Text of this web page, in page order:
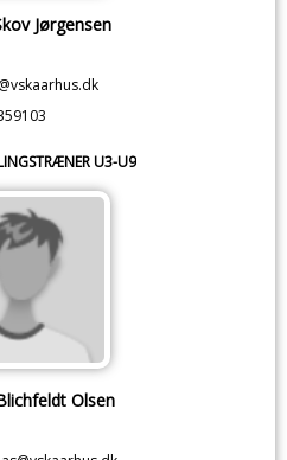
Jørgensen
U3-U9
Olsen